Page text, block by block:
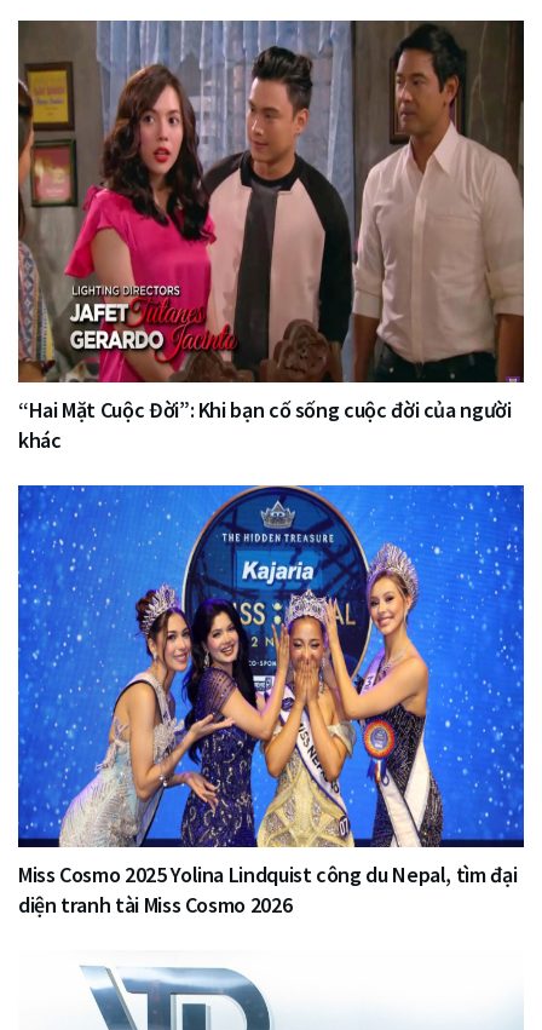
“Hai Mặt Cuộc Đời”: Khi bạn cố sống cuộc đời của người
khác
Miss Cosmo 2025 Yolina Lindquist công du Nepal, tìm đại
diện tranh tài Miss Cosmo 2026